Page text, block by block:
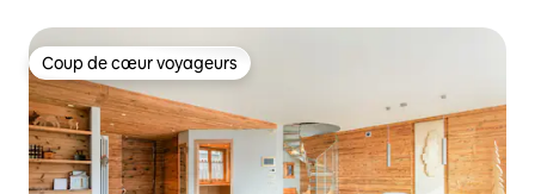
Coup de cœur voyageurs
Coup de cœur voyageurs